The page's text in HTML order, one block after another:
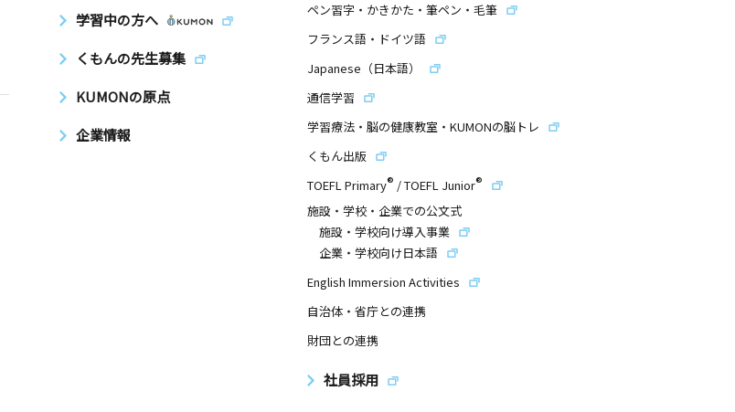
学習中の方へ
くもんの先生募集
KUMONの原点
企業情報
ペン習字・かきかた・筆ペン・毛筆
フランス語・ドイツ語
Japanese（日本語）
通信学習
学習療法・脳の健康教室・KUMONの脳トレ
くもん出版
TOEFL Primary® /TOEFL Junior®
施設・学校・企業での公文式
施設・学校向け導入事業
企業・学校向け日本語
English Immersion Activities
自治体・省庁との連携
財団との連携
社員採用